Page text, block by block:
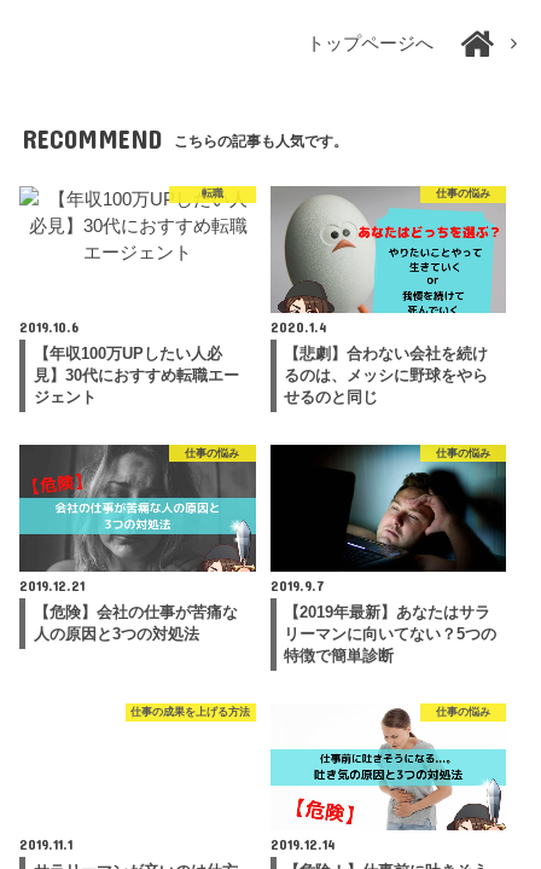
トップページへ
RECOMMEND こちらの記事も人気です。
転職
2019.10.6
【年収100万UPしたい人必
見】30代におすすめ転職エー
ジェント
仕事の悩み
2020.1.4
【悲劇】合わない会社を続け
るのは、メッシに野球をやら
せるのと同じ
仕事の悩み
2019.12.21
【危険】会社の仕事が苦痛な
人の原因と3つの対処法
仕事の悩み
2019.9.7
【2019年最新】あなたはサラ
リーマンに向いてない？5つの
特徴で簡単診断
仕事の成果を上げる方法
2019.11.1
仕事の悩み
2019.12.14